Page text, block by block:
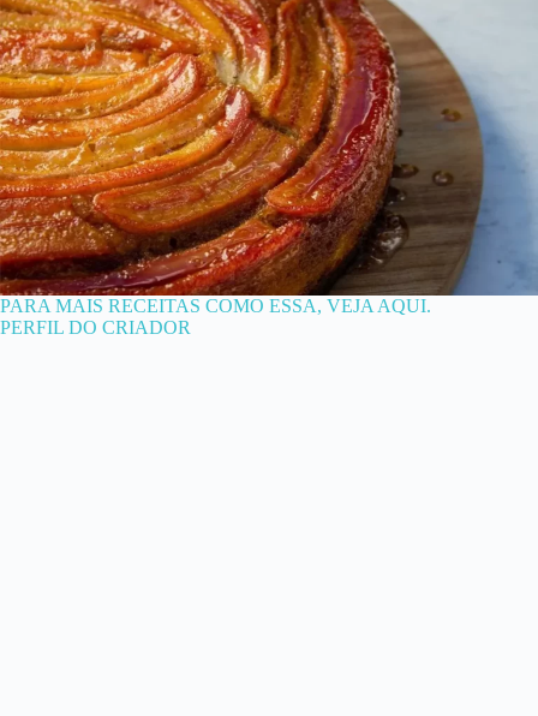
PARA MAIS RECEITAS COMO ESSA, VEJA AQUI.
PERFIL DO CRIADOR